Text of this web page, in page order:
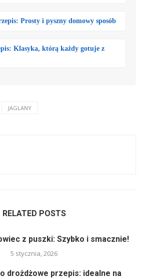
Prosty i pyszny domowy sposób
Klasyka, którą każdy gotuje z
JAGLANY
RELATED POSTS
z puszki: Szybko i smacznie!
5 stycznia, 2026
drożdżowe przepis: idealne na